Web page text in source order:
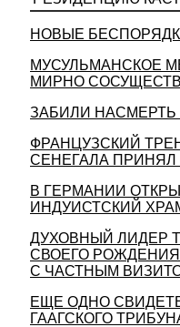
НОВЫЕ
МУСУЛЬМАНСКОЕ
МИРНО
ЗАБИЛИ НАСМЕРТЬ
ФРАНЦУЗСКИЙ
СЕНЕГАЛА ПРИНЯЛ
В ГЕРМАНИИ
ИНДУИСТСКИЙ
ДУХОВНЫЙ ЛИДЕР
СВОЕГО
С ЧАСТНЫМ
ЕЩЕ ОДНО
ГААГСКОГО